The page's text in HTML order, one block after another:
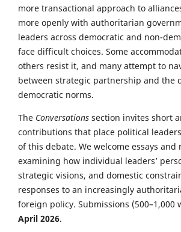
more transactional approach to
more openly with authoritarian
leaders across democratic and non-
face difficult choices. Some
others resist it, and many attempt to
between strategic partnership and the
democratic norms.
The Conversations section invites short
contributions that place political
of this debate. We welcome essays and
examining how individual leaders’
strategic visions, and domestic
responses to an increasingly
foreign policy. Submissions (500–1,000
April 2026.